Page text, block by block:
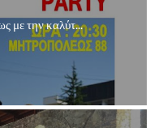
με την καλύτ...